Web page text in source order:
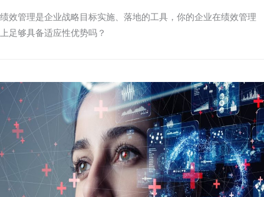
绩效管理是企业战略目标实施、落地的工具，你的企业在绩效管理
上足够具备适应性优势吗？